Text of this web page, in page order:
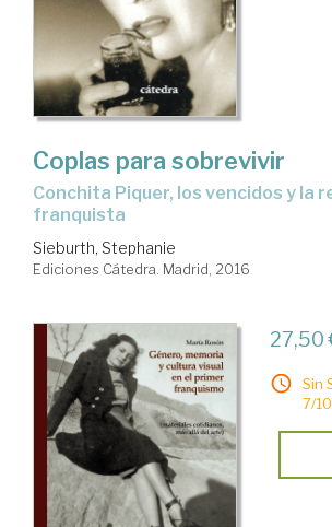
Coplas para sobrevivir
Conchita Piquer, los vencidos y la represión
franquista
Sieburth, Stephanie
Ediciones Cátedra. Madrid, 2016
27,50
Sin
7/